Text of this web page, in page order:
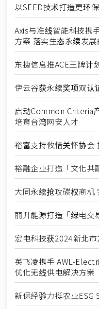
以SEED技术打造更环
Axis与准线智能科技携
方案 落实生态永续发展
东捷信息推ACE王牌计
伊云谷获永续奖项双认
启动Common Criteria
培育台湾网安人才
裕富支持攸惜关怀协会
裕融企业打造「文化共
大同永续抢攻碳权商机
丽升能源打造「绿电交
宏电科技获2024新北
英飞凌携手 AWL-
优化无线供电解决方案
新保经验力挺农业ESG